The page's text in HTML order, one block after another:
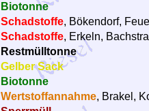
Biotonne
Schadstoffe, Bökendorf,
Schadstoffe, Erkeln,
Restmülltonne
Gelber Sack
Biotonne
Wertstoffannahme, Brakel,